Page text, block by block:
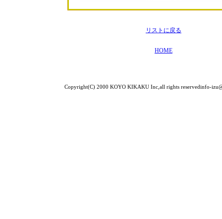
リストに戻る
HOME
Copyright(C) 2000 KOYO KIKAKU Inc,all rights reservedinfo-